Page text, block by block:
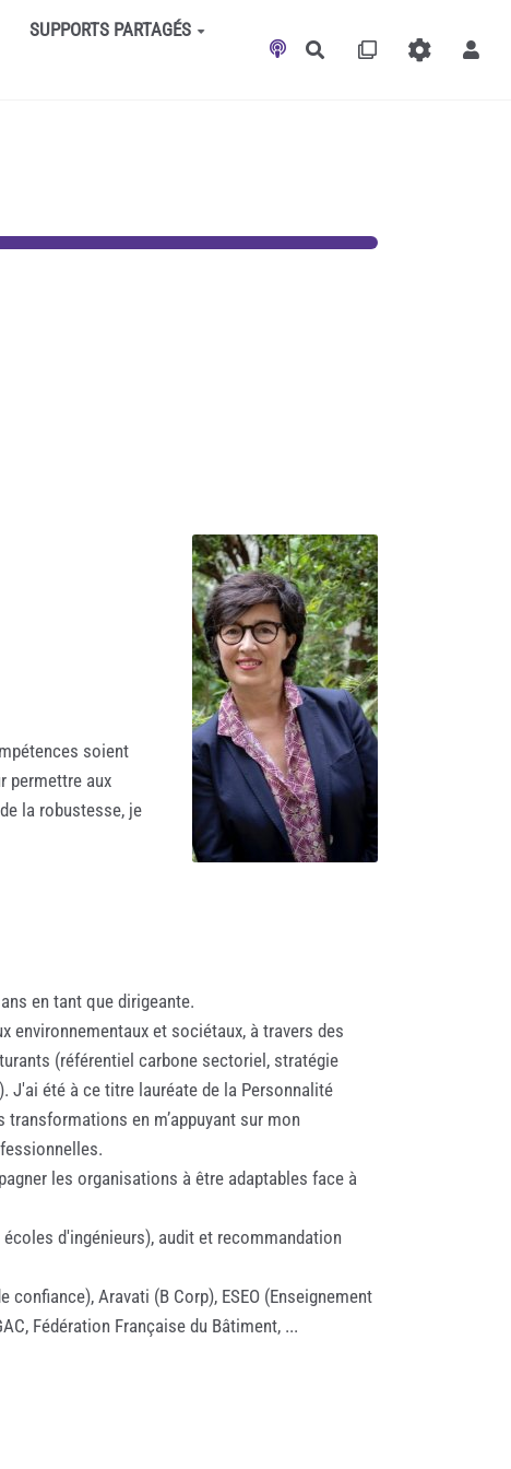
SUPPORTS PARTAGÉS
Rechercher
soient
permettre aux
la robustesse, je
en tant que dirigeante.
environnementaux et sociétaux, à travers des
(référentiel carbone sectoriel, stratégie
J'ai été à ce titre lauréate de la Personnalité
transformations en m’appuyant sur mon
les organisations à être adaptables face à
d'ingénieurs), audit et recommandation
Aravati (B Corp), ESEO (Enseignement
Fédération Française du Bâtiment, ...